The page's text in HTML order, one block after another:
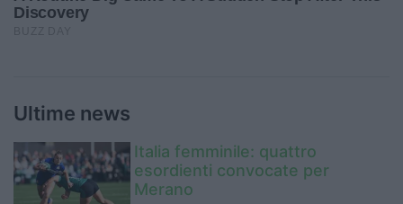
Ultime news
Italia femminile: quattro
esordienti convocate per
Merano